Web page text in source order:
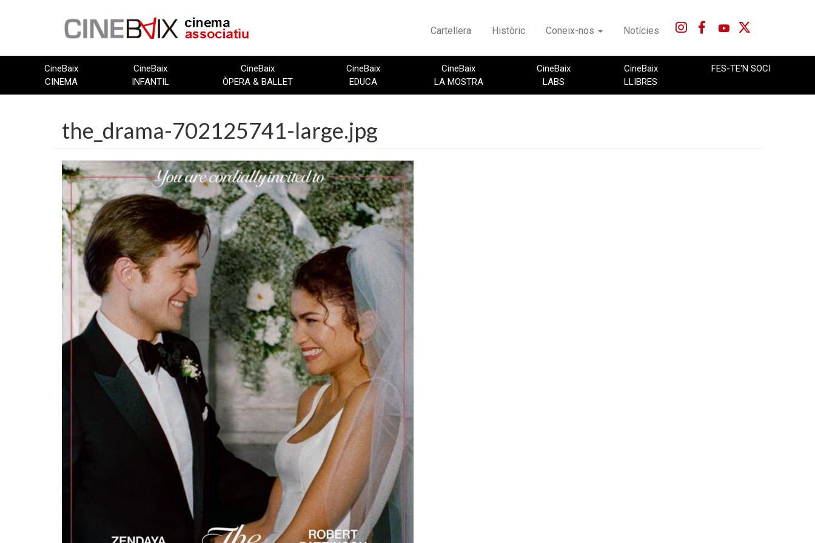
Cartellera Històric Coneix-nos Notícies
CineBaix
CINEMA
CineBaix
INFANTIL
CineBaix
ÒPERA & BALLET
CineBaix
EDUCA
CineBaix
LA MOSTRA
CineBaix
LABS
CineBaix
LLIBRES
FES-TE'N SOCI
the_drama-702125741-large.jpg